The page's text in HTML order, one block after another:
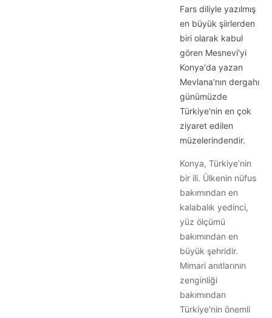
Fars diliyle yazılmış
en büyük şiirlerden
biri olarak kabul
gören Mesnevi'yi
Konya'da yazan
Mevlana'nın dergahı
günümüzde
Türkiye'nin en çok
ziyaret edilen
müzelerindendir.
Konya, Türkiye’nin
bir ili. Ülkenin nüfus
bakımından en
kalabalık yedinci,
yüz ölçümü
bakımından en
büyük şehridir.
Mimari anıtlarının
zenginliği
bakımından
Türkiye'nin önemli